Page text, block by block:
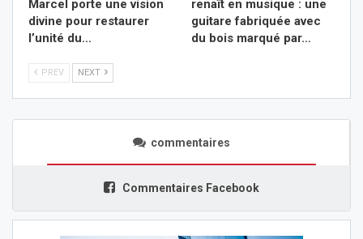
Marcel porte une vision
divine pour restaurer
l’unité du…
renaît en musique : une
guitare fabriquée avec
du bois marqué par…
PREV NEXT
commentaires
Commentaires Facebook